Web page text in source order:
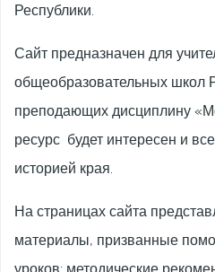
Республики.
Сайт предназначен для
общеобразовательных школ
преподающих дисциплину
ресурс будет интересен и
историей края.
На страницах сайта
материалы, призванные